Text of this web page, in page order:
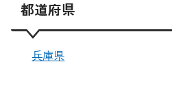
都道府県
兵庫県